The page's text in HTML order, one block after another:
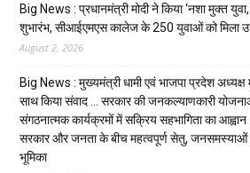
Big News : प्रधानमंत्री मोदी ने किया ‘नशा मुक्त
शुभारंभ, सीआईएमएस कालेज के 250 युवाओं को मिला
August 2, 2026
Big News : मुख्यमंत्री धामी एवं भाजपा प्रदेश अध्यक्ष
साथ किया संवाद … सरकार की जनकल्याणकारी
संगठनात्मक कार्यक्रमों में सक्रिय सहभागिता का आह्वान
सरकार और जनता के बीच महत्वपूर्ण सेतु, जनसमस्याओं
भूमिका